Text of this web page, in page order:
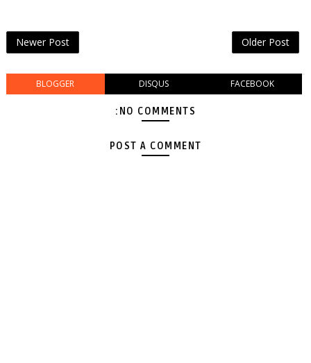
Newer Post Older Post
BLOGGER DISQUS FACEBOOK
NO COMMENTS:
POST A COMMENT